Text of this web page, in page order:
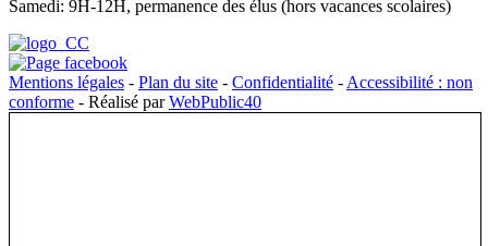
Samedi: 9H-12H, permanence des élus (hors vacances scolaires)
Mentions légales - Plan du site - Confidentialité -Accessibilité : non
conforme - Réalisé parWebPublic40